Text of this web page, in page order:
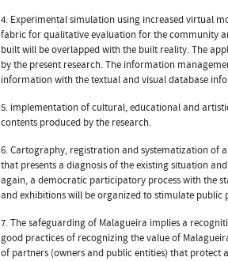
4. Experimental simulation using increased virtual
fabric for qualitative evaluation for the community
built will be overlapped with the built reality. The
by the present research. The information
information with the textual and visual database
5. implementation of cultural, educational and
contents produced by the research.
6. Cartography, registration and systematization of
that presents a diagnosis of the existing situation
again, a democratic participatory process with the
and exhibitions will be organized to stimulate
7. The safeguarding of Malagueira implies a
good practices of recognizing the value of
of partners (owners and public entities) that protect